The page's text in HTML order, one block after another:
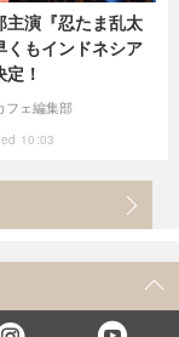
主演『忍たま乱太
くもインドネシア
！
10:03
フェ編集部